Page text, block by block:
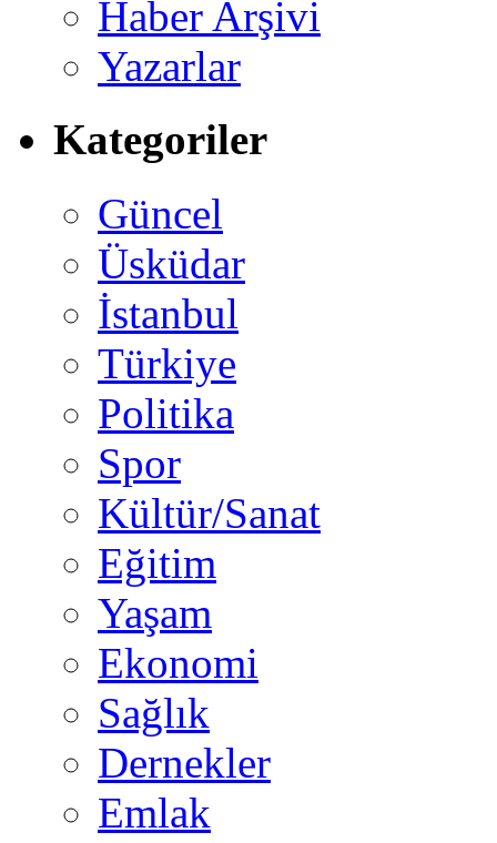
Haber Arşivi
Yazarlar
Kategoriler
Güncel
Üsküdar
İstanbul
Türkiye
Politika
Spor
Kültür/Sanat
Eğitim
Yaşam
Ekonomi
Sağlık
Dernekler
Emlak